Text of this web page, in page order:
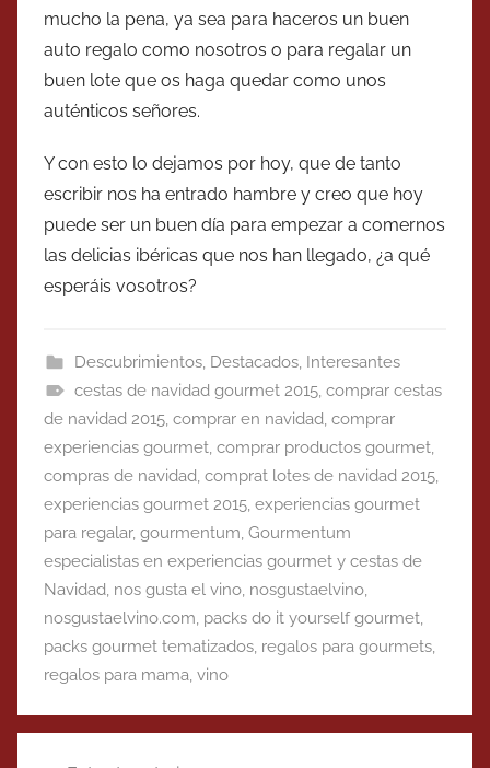
mucho la pena, ya sea para haceros un buen
auto regalo como nosotros o para regalar un
buen lote que os haga quedar como unos
auténticos señores.
Y con esto lo dejamos por hoy, que de tanto
escribir nos ha entrado hambre y creo que hoy
puede ser un buen día para empezar a comernos
las delicias ibéricas que nos han llegado, ¿a qué
esperáis vosotros?
Descubrimientos, Destacados, Interesantes
cestas de navidad gourmet 2015, comprar cestas
de navidad 2015, comprar en navidad, comprar
experiencias gourmet, comprar productos gourmet,
compras de navidad, comprat lotes de navidad 2015,
experiencias gourmet 2015, experiencias gourmet
para regalar, gourmentum, Gourmentum
especialistas en experiencias gourmet y cestas de
Navidad, nos gusta el vino, nosgustaelvino,
nosgustaelvino.com, packs do it yourself gourmet,
packs gourmet tematizados, regalos para gourmets,
regalos para mama, vino